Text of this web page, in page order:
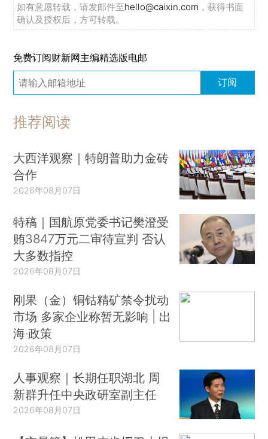
如有意愿转载，请发邮件至hello@caixin.com ，获得书面
确认及授权后，方可转载。
免费订阅财新网主编精选版电邮
订阅
推荐阅读
大西洋观察｜特朗普助力金砖
合作
2026年08月07日
特稿｜国航原党委书记樊澄受
贿3847万元二审待宣判 否认
大多数指控
2026年08月07日
刚果（金）铜钴精矿禁令扰动
市场 多家企业称暂无影响 | 出
海·政策
2026年08月07日
人事观察｜长期任职湖北 周
新群升任中央政研室副主任
2026年08月07日